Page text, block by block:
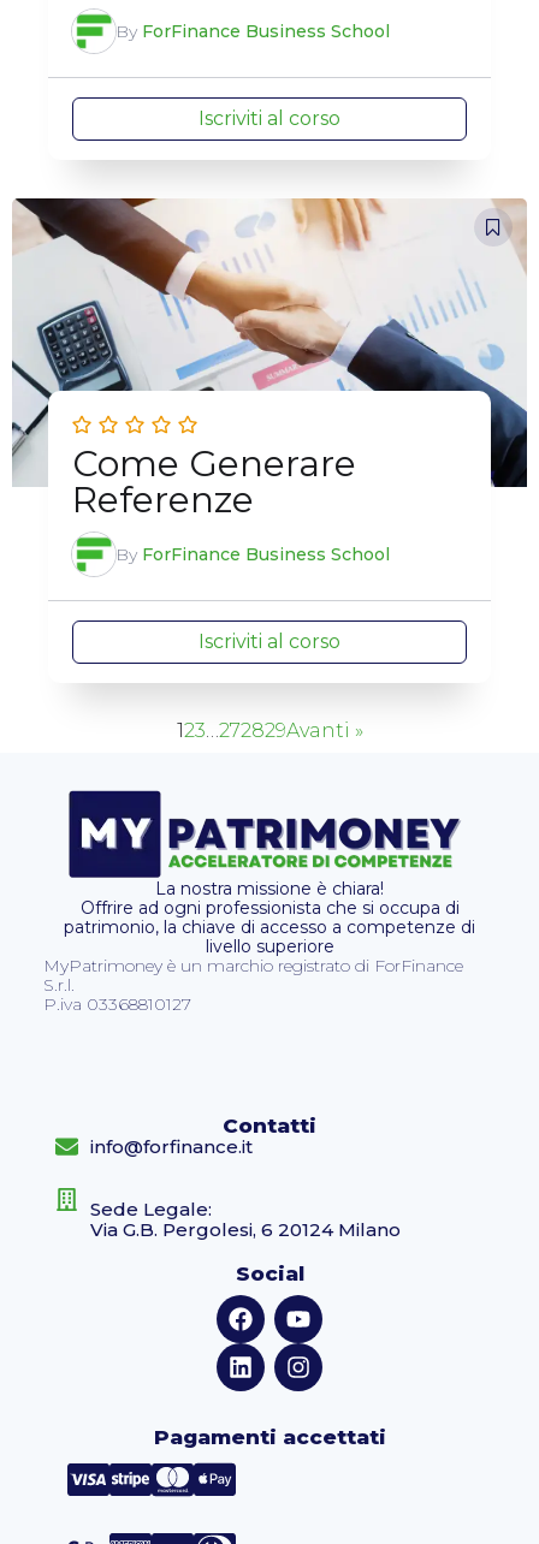
By ForFinance Business School
Iscriviti al corso
Come Generare
Referenze
By ForFinance Business School
Iscriviti al corso
123…272829Avanti »
La nostra missione è chiara!
Offrire ad ogni professionista che si occupa di
patrimonio, la chiave di accesso a competenze di
livello superiore
MyPatrimoney è un marchio registrato di ForFinance
S.r.l.
P.iva 03368810127
Contatti
info@forfinance.it
Sede Legale:
Via G.B. Pergolesi, 6 20124 Milano
Social
Pagamenti accettati